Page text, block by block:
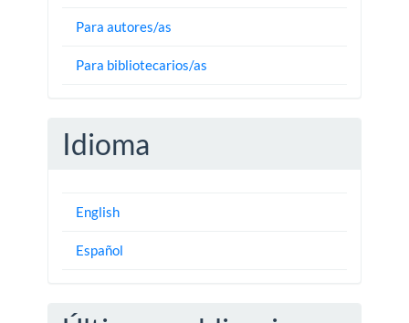
Para autores/as
Para bibliotecarios/as
Idioma
English
Español